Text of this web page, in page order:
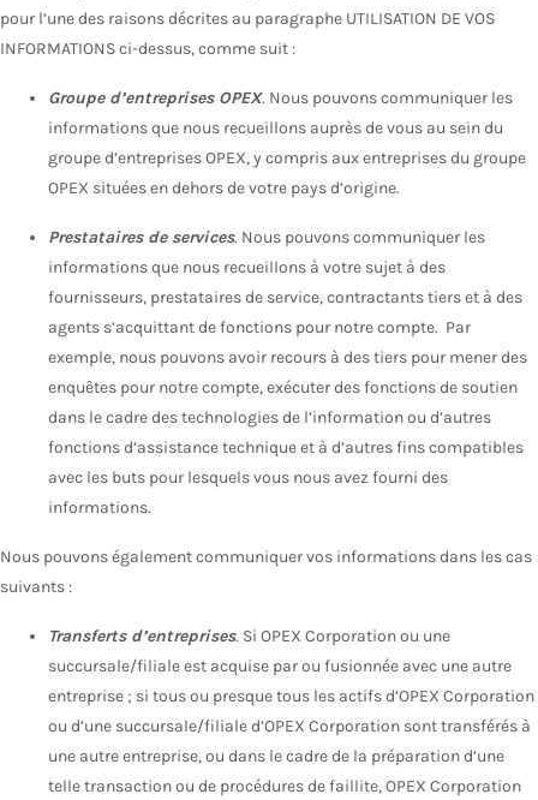
pour l’une des raisons décrites au paragraphe UTILISATION DE VOS
INFORMATIONS ci-dessus, comme suit :
Groupe d’entreprises OPEX. Nous pouvons communiquer les
informations que nous recueillons auprès de vous au sein du
groupe d’entreprises OPEX, y compris aux entreprises du groupe
OPEX situées en dehors de votre pays d’origine.
Prestataires de services. Nous pouvons communiquer les
informations que nous recueillons à votre sujet à des
fournisseurs, prestataires de service, contractants tiers et à des
agents s’acquittant de fonctions pour notre compte. Par
exemple, nous pouvons avoir recours à des tiers pour mener des
enquêtes pour notre compte, exécuter des fonctions de soutien
dans le cadre des technologies de l’information ou d’autres
fonctions d’assistance technique et à d’autres fins compatibles
avec les buts pour lesquels vous nous avez fourni des
informations.
Nous pouvons également communiquer vos informations dans les cas
suivants :
Transferts d’entreprises. Si OPEX Corporation ou une
succursale/filiale est acquise par ou fusionnée avec une autre
entreprise ; si tous ou presque tous les actifs d’OPEX Corporation
ou d’une succursale/filiale d’OPEX Corporation sont transférés à
une autre entreprise, ou dans le cadre de la préparation d’une
telle transaction ou de procédures de faillite, OPEX Corporation